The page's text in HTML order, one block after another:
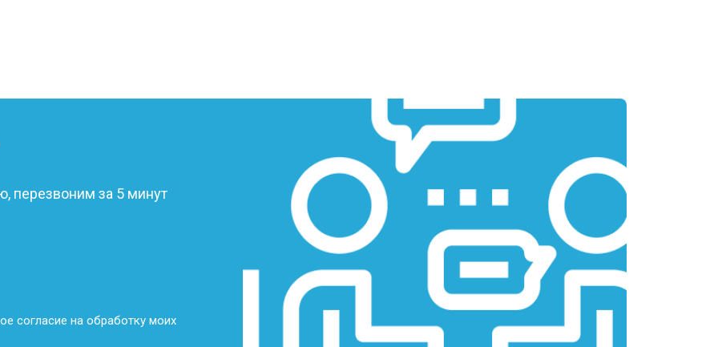
от 2300 ₽
от 2200 ₽ Заказать
от 3500 ₽ Заказать
от 70 мин Заказать
перезвоним за 5 минут
согласие на обработку моих